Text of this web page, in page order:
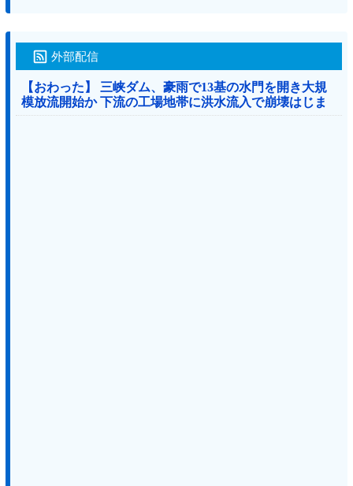
外部配信
【おわった】 三峡ダム、豪雨で13基の水門を開き大規
模放流開始か 下流の工場地帯に洪水流入で崩壊はじま
る